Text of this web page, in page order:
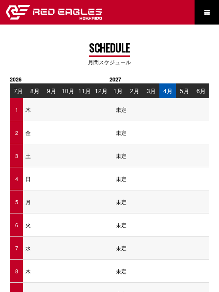

SCHEDULE
月間スケジュール
2026
7月 8月 9月 10月 11月 12月
2027
1月 2月 3月 4月 5月 6月
1 木 未定
2 金 未定
3 土 未定
4 日 未定
5 月 未定
6 火 未定
7 水 未定
8 木 未定